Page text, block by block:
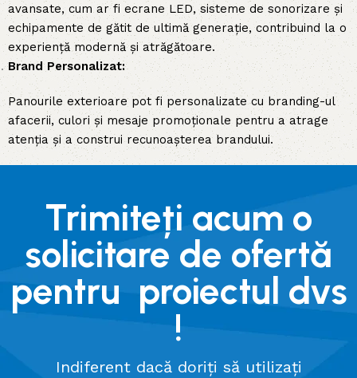
avansate, cum ar fi ecrane LED, sisteme de sonorizare și
echipamente de gătit de ultimă generație, contribuind la o
experiență modernă și atrăgătoare.
Brand Personalizat:
Panourile exterioare pot fi personalizate cu branding-ul
afacerii, culori și mesaje promoționale pentru a atrage
atenția și a construi recunoașterea brandului.
Trimiteți acum o
solicitare de ofertă
pentru proiectul dvs
!
Indiferent dacă doriți să utilizați